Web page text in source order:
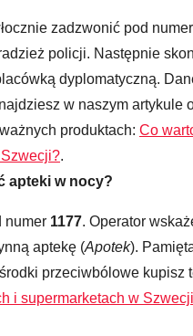
zadzwonić pod numer
policji. Następnie
dyplomatyczną.
w naszym artykule
produktach: Co
.
apteki w nocy?
numer 1177. Operator
aptekę (Apotek).
przeciwbólowe kupisz
i supermarketach w Szwecji